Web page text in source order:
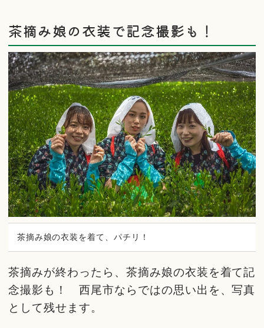
茶摘み娘の衣装で記念撮影も！
茶摘み娘の衣装を着て、パチリ！
茶摘みが終わったら、茶摘み娘の衣装を着て記
念撮影も！ 西尾市ならではの思い出を、写真
として残せます。